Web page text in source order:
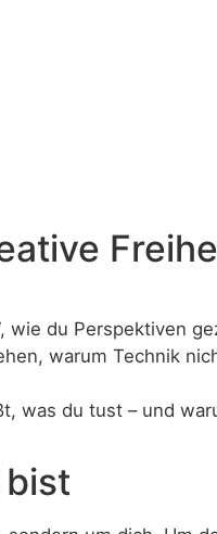
du Perspektiven
warum Technik
was du tust – und